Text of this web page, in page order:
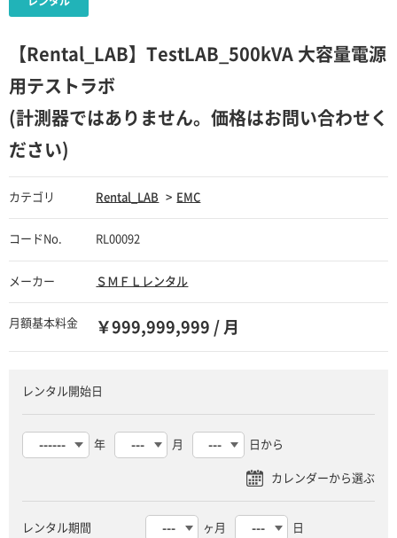
【Rental_LAB】TestLAB_500kVA 大容量電源
用テストラボ
(計測器ではありません。価格はお問い合わせく
ださい)
カテゴリ Rental_LAB EMC
コードNo. RL00092
メーカー ＳＭＦＬレンタル
月額基本料金 ￥999,999,999 / 月
レンタル開始日
年 月 日から
レンタル期間 ヶ月 日